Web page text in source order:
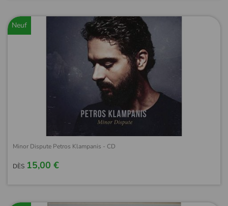
Neuf
Minor Dispute Petros Klampanis - CD
DÈS 15,00 €